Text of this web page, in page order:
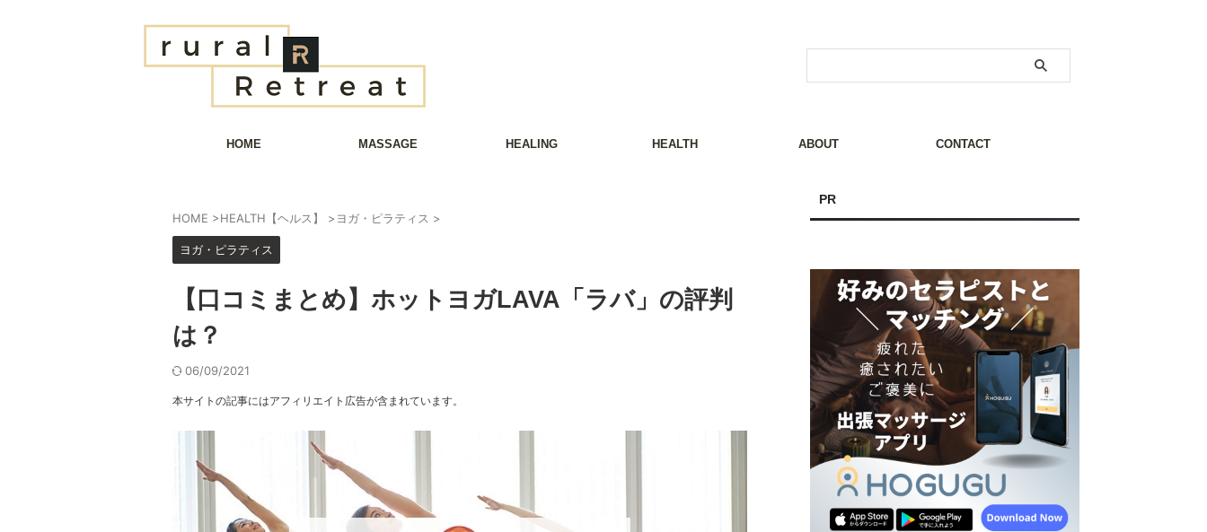
HOME MASSAGE HEALING HEALTH ABOUT CONTACT
HOME >HEALTH【ヘルス】 >ヨガ・ピラティス >
ヨガ・ピラティス
【口コミまとめ】ホットヨガLAVA「ラバ」の評判
は？
06/09/2021
本サイトの記事にはアフィリエイト広告が含まれています。
PR